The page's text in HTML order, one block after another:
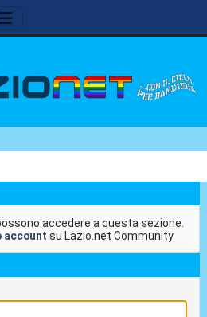
accedere a questa sezione.
account su Lazio.net Community